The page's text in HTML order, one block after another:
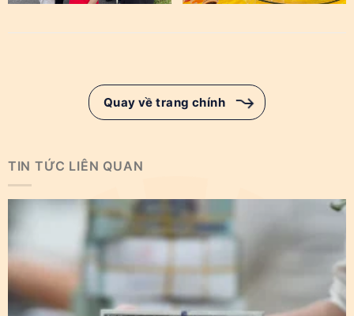
Quay về trang chính
TIN TỨC LIÊN QUAN